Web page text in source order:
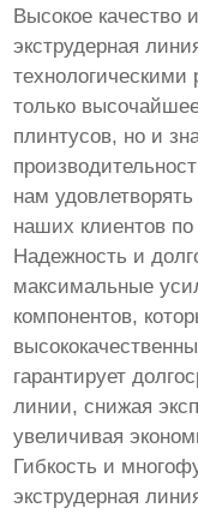
Высокое качество
экструдерная
только
плинтусов, но и
нам
наших клиентов
Надежность и
максимальные
компонентов,
гарантирует
линии, снижая
увеличивая
Гибкость и
экструдерная